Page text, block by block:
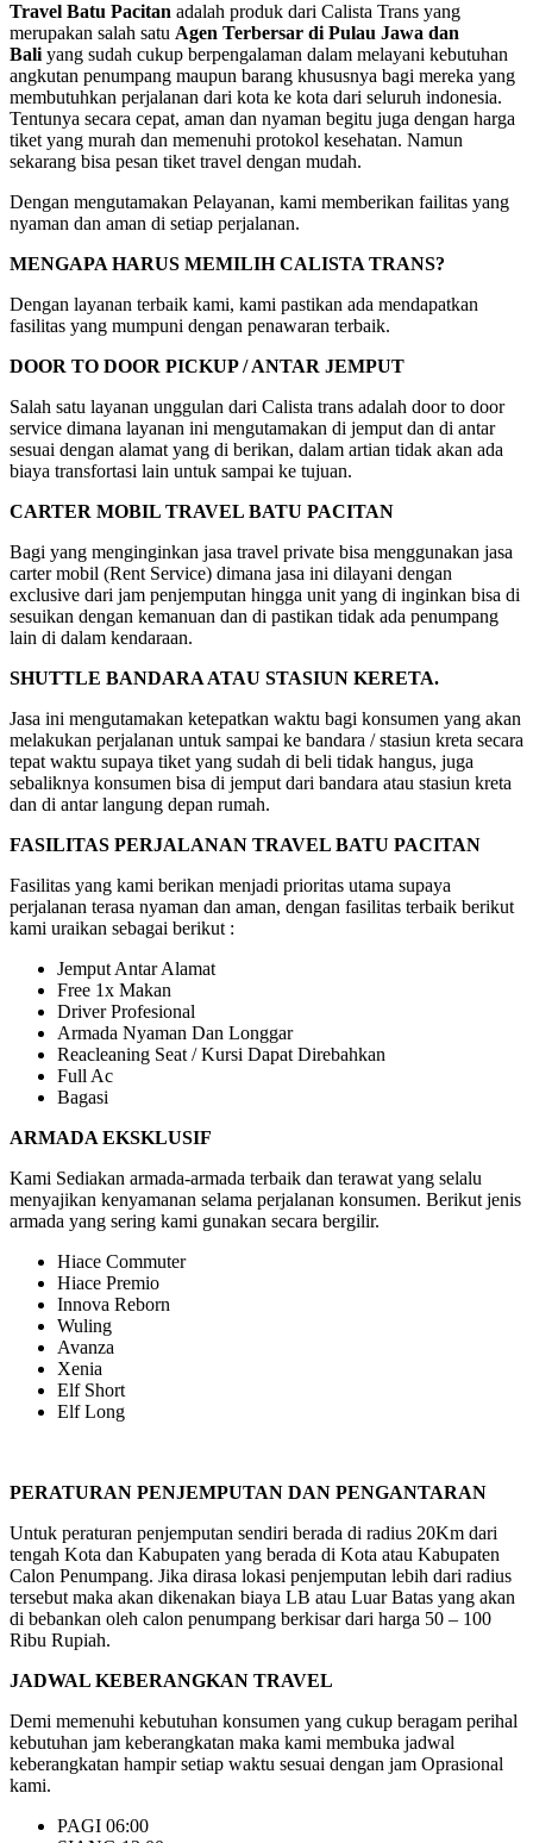
Travel Batu Pacitan adalah produk dari Calista Trans yang
merupakan salah satu Agen Terbersar di Pulau Jawa dan
Baliyang sudah cukup berpengalaman dalam melayani kebutuhan
angkutan penumpang maupun barang khususnya bagi mereka yang
membutuhkan perjalanan dari kota ke kota dari seluruh indonesia.
Tentunya secara cepat, aman dan nyaman begitu juga dengan harga
tiket yang murah dan memenuhi protokol kesehatan. Namun
sekarang bisa pesan tiket travel dengan mudah.
Dengan mengutamakan Pelayanan, kami memberikan failitas yang
nyaman dan aman di setiap perjalanan.
MENGAPA HARUS MEMILIH CALISTA TRANS?
Dengan layanan terbaik kami, kami pastikan ada mendapatkan
fasilitas yang mumpuni dengan penawaran terbaik.
DOOR TO DOOR PICKUP / ANTAR JEMPUT
Salah satu layanan unggulan dari Calista trans adalah door to door
service dimana layanan ini mengutamakan di jemput dan di antar
sesuai dengan alamat yang di berikan, dalam artian tidak akan ada
biaya transfortasi lain untuk sampai ke tujuan.
CARTER MOBIL TRAVEL BATU PACITAN
Bagi yang menginginkan jasa travel private bisa menggunakan jasa
carter mobil (Rent Service) dimana jasa ini dilayani dengan
exclusive dari jam penjemputan hingga unit yang di inginkan bisa di
sesuikan dengan kemanuan dan di pastikan tidak ada penumpang
lain di dalam kendaraan.
SHUTTLE BANDARA ATAU STASIUN KERETA.
Jasa ini mengutamakan ketepatkan waktu bagi konsumen yang akan
melakukan perjalanan untuk sampai ke bandara / stasiun kreta secara
tepat waktu supaya tiket yang sudah di beli tidak hangus, juga
sebaliknya konsumen bisa di jemput dari bandara atau stasiun kreta
dan di antar langung depan rumah.
FASILITAS PERJALANAN TRAVEL BATU PACITAN
Fasilitas yang kami berikan menjadi prioritas utama supaya
perjalanan terasa nyaman dan aman, dengan fasilitas terbaik berikut
kami uraikan sebagai berikut :
Jemput Antar Alamat
Free 1x Makan
Driver Profesional
Armada Nyaman Dan Longgar
Reacleaning Seat / Kursi Dapat Direbahkan
Full Ac
Bagasi
ARMADA EKSKLUSIF
Kami Sediakan armada-armada terbaik dan terawat yang selalu
menyajikan kenyamanan selama perjalanan konsumen. Berikut jenis
armada yang sering kami gunakan secara bergilir.
Hiace Commuter
Hiace Premio
Innova Reborn
Wuling
Avanza
Xenia
Elf Short
Elf Long
PERATURAN PENJEMPUTAN DAN PENGANTARAN
Untuk peraturan penjemputan sendiri berada di radius 20Km dari
tengah Kota dan Kabupaten yang berada di Kota atau Kabupaten
Calon Penumpang. Jika dirasa lokasi penjemputan lebih dari radius
tersebut maka akan dikenakan biaya LB atau Luar Batas yang akan
di bebankan oleh calon penumpang berkisar dari harga 50 – 100
Ribu Rupiah.
JADWAL KEBERANGKAN TRAVEL
Demi memenuhi kebutuhan konsumen yang cukup beragam perihal
kebutuhan jam keberangkatan maka kami membuka jadwal
keberangkatan hampir setiap waktu sesuai dengan jam Oprasional
kami.
PAGI 06:00